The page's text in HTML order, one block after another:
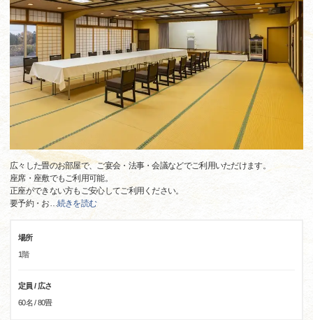
広々した畳のお部屋で、ご宴会・法事・会議などでご利用いただけます。
座席・座敷でもご利用可能。
正座ができない方もご安心してご利用ください。
要予約・お…続きを読む
場所
1階
定員 / 広さ
60名 / 80畳